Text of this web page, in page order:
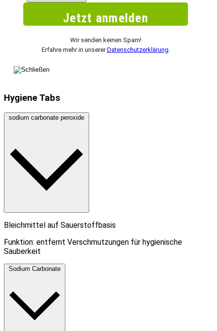
Wir senden keinen Spam!
Erfahre mehr in unsererDatenschutzerklärung.
Hygiene Tabs
sodium carbonate peroxide
Bleichmittel auf Sauerstoffbasis
Funktion: entfernt Verschmutzungen für hygienische
Sauberkeit
Sodium Carbonate